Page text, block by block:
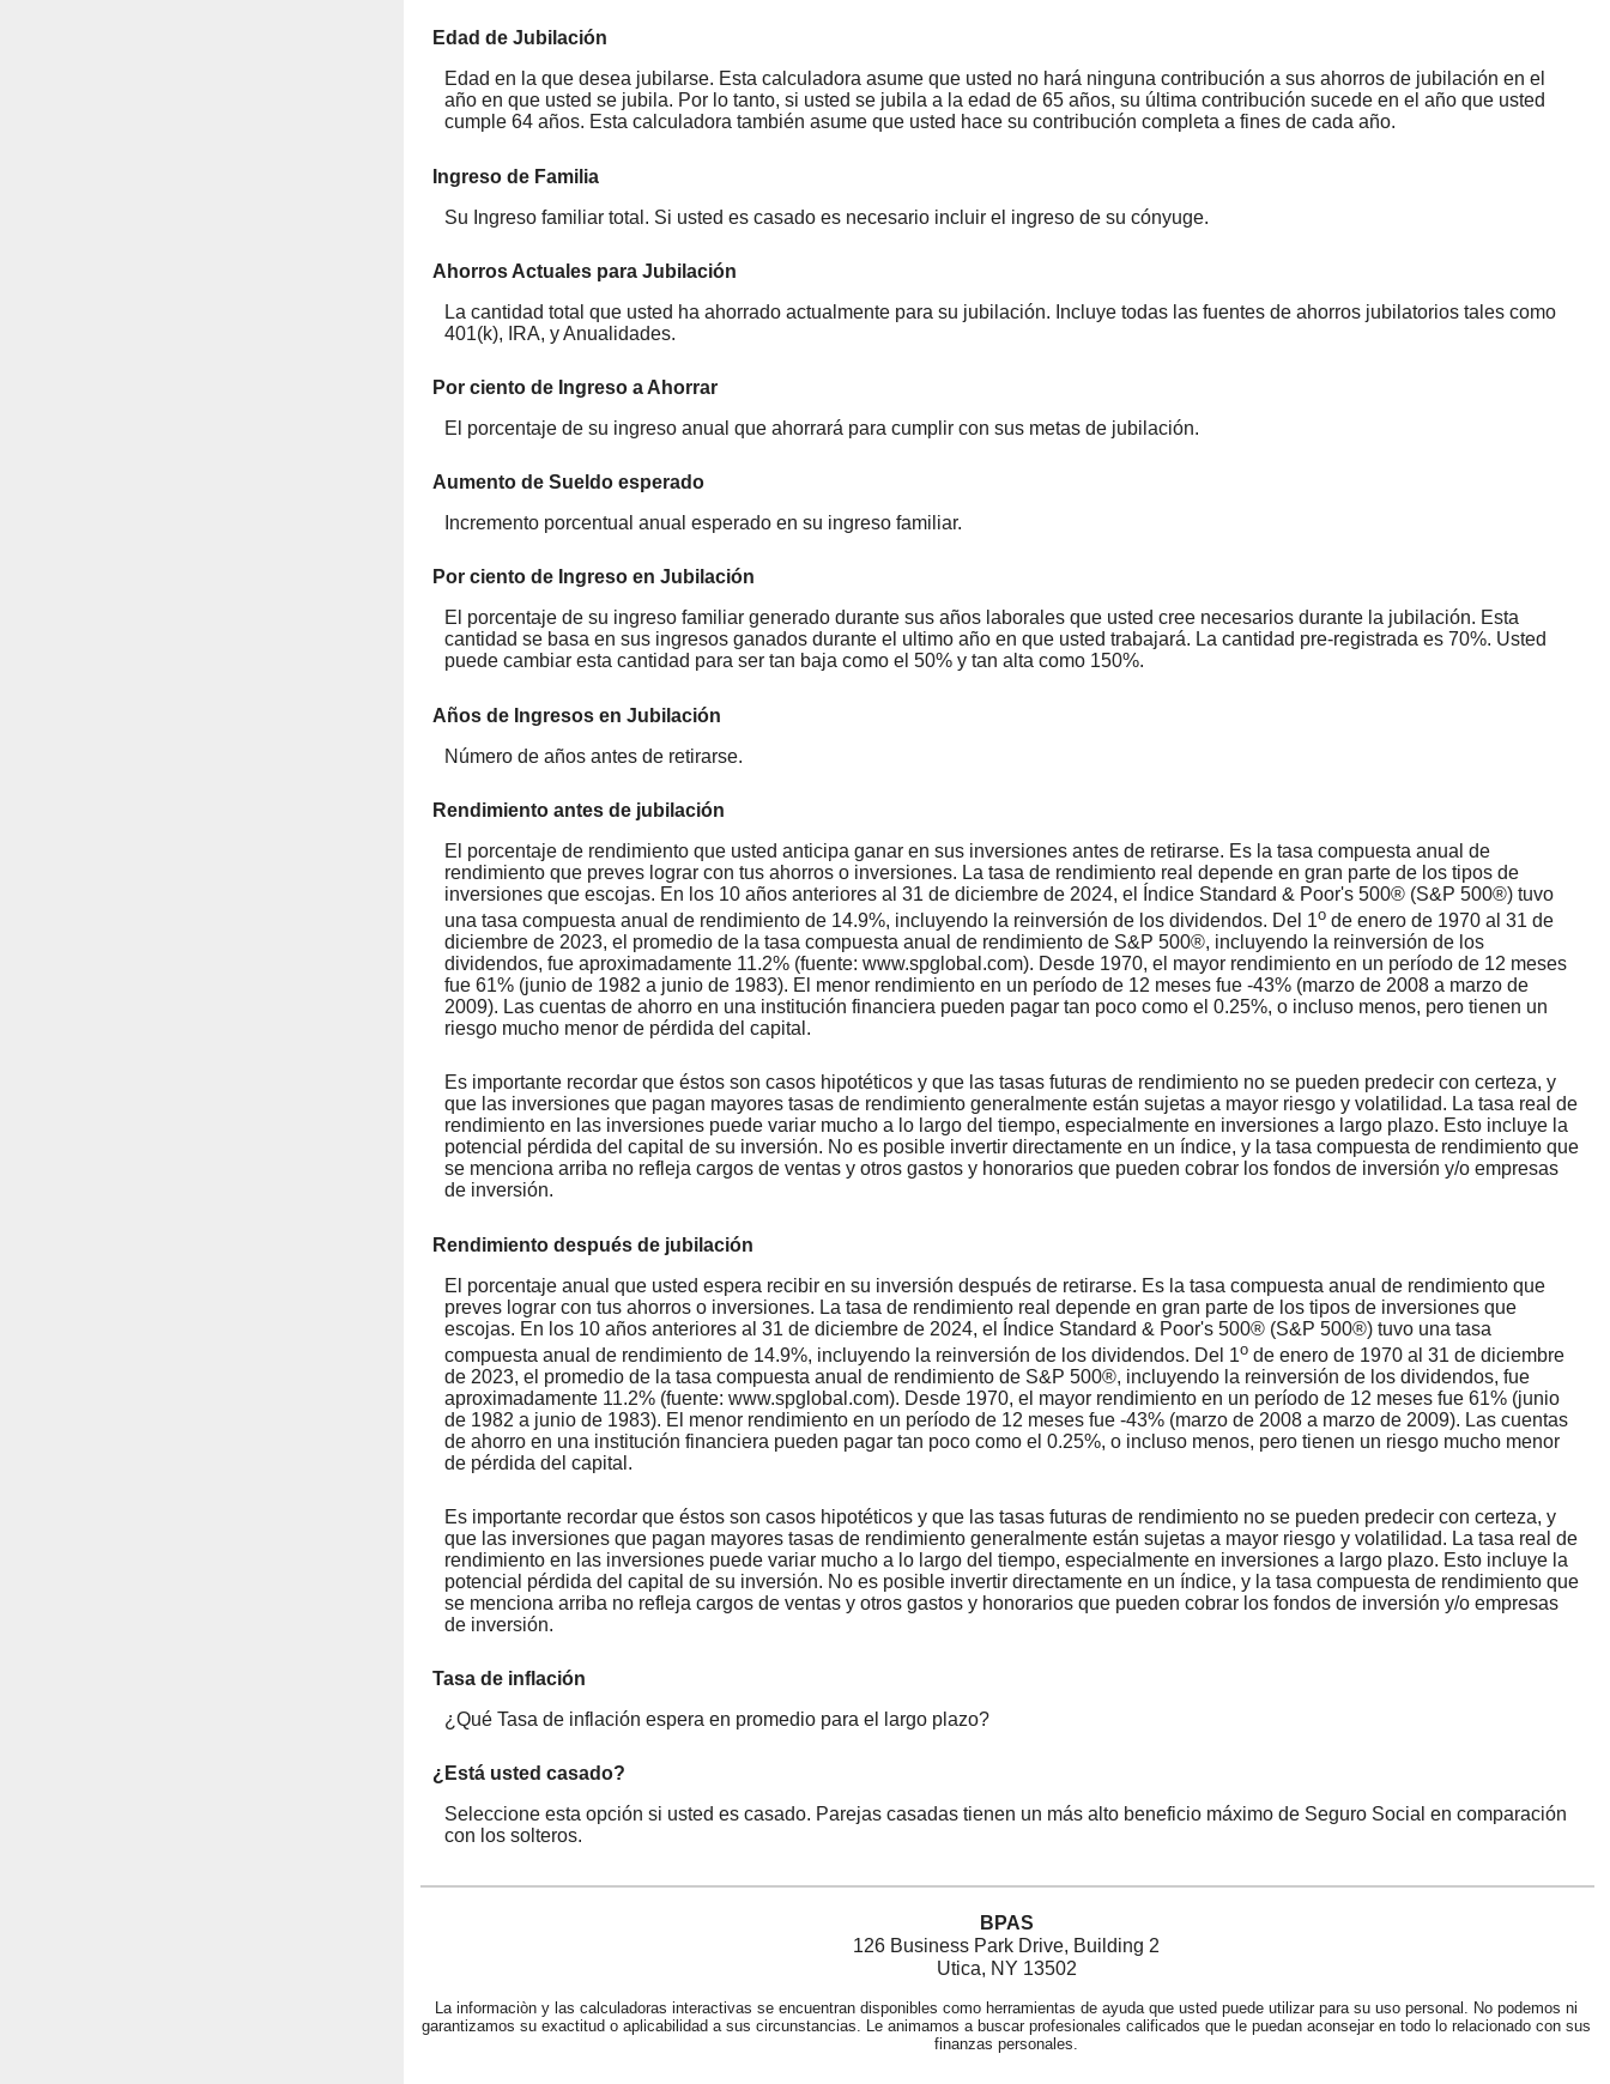
Edad de Jubilación
Edad en la que desea jubilarse. Esta calculadora asume que usted no hará ninguna contribución a sus ahorros de jubilación en el
año en que usted se jubila. Por lo tanto, si usted se jubila a la edad de 65 años, su última contribución sucede en el año que usted
cumple 64 años. Esta calculadora también asume que usted hace su contribución completa a fines de cada año.
Ingreso de Familia
Su Ingreso familiar total. Si usted es casado es necesario incluir el ingreso de su cónyuge.
Ahorros Actuales para Jubilación
La cantidad total que usted ha ahorrado actualmente para su jubilación. Incluye todas las fuentes de ahorros jubilatorios tales como
401(k), IRA, y Anualidades.
Por ciento de Ingreso a Ahorrar
El porcentaje de su ingreso anual que ahorrará para cumplir con sus metas de jubilación.
Aumento de Sueldo esperado
Incremento porcentual anual esperado en su ingreso familiar.
Por ciento de Ingreso en Jubilación
El porcentaje de su ingreso familiar generado durante sus años laborales que usted cree necesarios durante la jubilación. Esta
cantidad se basa en sus ingresos ganados durante el ultimo año en que usted trabajará. La cantidad pre-registrada es 70%. Usted
puede cambiar esta cantidad para ser tan baja como el 50% y tan alta como 150%.
Años de Ingresos en Jubilación
Número de años antes de retirarse.
Rendimiento antes de jubilación
El porcentaje de rendimiento que usted anticipa ganar en sus inversiones antes de retirarse. Es la tasa compuesta anual de
rendimiento que preves lograr con tus ahorros o inversiones. La tasa de rendimiento real depende en gran parte de los tipos de
inversiones que escojas. En los 10 años anteriores al 31 de diciembre de 2024, el Índice Standard & Poor's 500® (S&P 500®) tuvo
una tasa compuesta anual de rendimiento de 14.9%, incluyendo la reinversión de los dividendos. Del 1o de enero de 1970 al 31 de
diciembre de 2023, el promedio de la tasa compuesta anual de rendimiento de S&P 500®, incluyendo la reinversión de los
dividendos, fue aproximadamente 11.2% (fuente: www.spglobal.com). Desde 1970, el mayor rendimiento en un período de 12 meses
fue 61% (junio de 1982 a junio de 1983). El menor rendimiento en un período de 12 meses fue -43% (marzo de 2008 a marzo de
2009). Las cuentas de ahorro en una institución financiera pueden pagar tan poco como el 0.25%, o incluso menos, pero tienen un
riesgo mucho menor de pérdida del capital.
Es importante recordar que éstos son casos hipotéticos y que las tasas futuras de rendimiento no se pueden predecir con certeza, y
que las inversiones que pagan mayores tasas de rendimiento generalmente están sujetas a mayor riesgo y volatilidad. La tasa real de
rendimiento en las inversiones puede variar mucho a lo largo del tiempo, especialmente en inversiones a largo plazo. Esto incluye la
potencial pérdida del capital de su inversión. No es posible invertir directamente en un índice, y la tasa compuesta de rendimiento que
se menciona arriba no refleja cargos de ventas y otros gastos y honorarios que pueden cobrar los fondos de inversión y/o empresas
de inversión.
Rendimiento después de jubilación
El porcentaje anual que usted espera recibir en su inversión después de retirarse. Es la tasa compuesta anual de rendimiento que
preves lograr con tus ahorros o inversiones. La tasa de rendimiento real depende en gran parte de los tipos de inversiones que
escojas. En los 10 años anteriores al 31 de diciembre de 2024, el Índice Standard & Poor's 500® (S&P 500®) tuvo una tasa
compuesta anual de rendimiento de 14.9%, incluyendo la reinversión de los dividendos. Del 1o de enero de 1970 al 31 de diciembre
de 2023, el promedio de la tasa compuesta anual de rendimiento de S&P 500®, incluyendo la reinversión de los dividendos, fue
aproximadamente 11.2% (fuente: www.spglobal.com). Desde 1970, el mayor rendimiento en un período de 12 meses fue 61% (junio
de 1982 a junio de 1983). El menor rendimiento en un período de 12 meses fue -43% (marzo de 2008 a marzo de 2009). Las cuentas
de ahorro en una institución financiera pueden pagar tan poco como el 0.25%, o incluso menos, pero tienen un riesgo mucho menor
de pérdida del capital.
Es importante recordar que éstos son casos hipotéticos y que las tasas futuras de rendimiento no se pueden predecir con certeza, y
que las inversiones que pagan mayores tasas de rendimiento generalmente están sujetas a mayor riesgo y volatilidad. La tasa real de
rendimiento en las inversiones puede variar mucho a lo largo del tiempo, especialmente en inversiones a largo plazo. Esto incluye la
potencial pérdida del capital de su inversión. No es posible invertir directamente en un índice, y la tasa compuesta de rendimiento que
se menciona arriba no refleja cargos de ventas y otros gastos y honorarios que pueden cobrar los fondos de inversión y/o empresas
de inversión.
Tasa de inflación
¿Qué Tasa de inflación espera en promedio para el largo plazo?
¿Está usted casado?
Seleccione esta opción si usted es casado. Parejas casadas tienen un más alto beneficio máximo de Seguro Social en comparación
con los solteros.
BPAS
126 Business Park Drive, Building 2
Utica, NY 13502
La informaciòn y las calculadoras interactivas se encuentran disponibles como herramientas de ayuda que usted puede utilizar para su uso personal. No podemos ni
garantizamos su exactitud o aplicabilidad a sus circunstancias. Le animamos a buscar profesionales calificados que le puedan aconsejar en todo lo relacionado con sus
finanzas personales.